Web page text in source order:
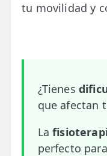
📍 Bravo Murillo
🛍️ Tienda Bonos
🛍️ Tienda
🎁 Tarjetas Regalo
tu movilidad y
¿Tienes
que afectan
La
perfecto